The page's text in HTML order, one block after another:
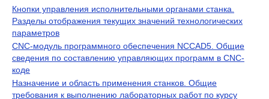
Кнопки управления исполнительными органами станка.
Разделы отображения текущих значений технологических
параметров
CNC-модуль программного обеспечения NCCAD5. Общие
сведения по составлению управляющих программ в CNC-
коде
Назначение и область применения станков. Общие
требования к выполнению лабораторных работ по курсу